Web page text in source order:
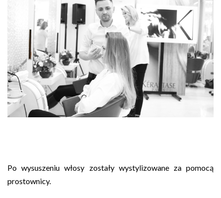
Po wysuszeniu włosy zostały wystylizowane za pomocą
prostownicy.